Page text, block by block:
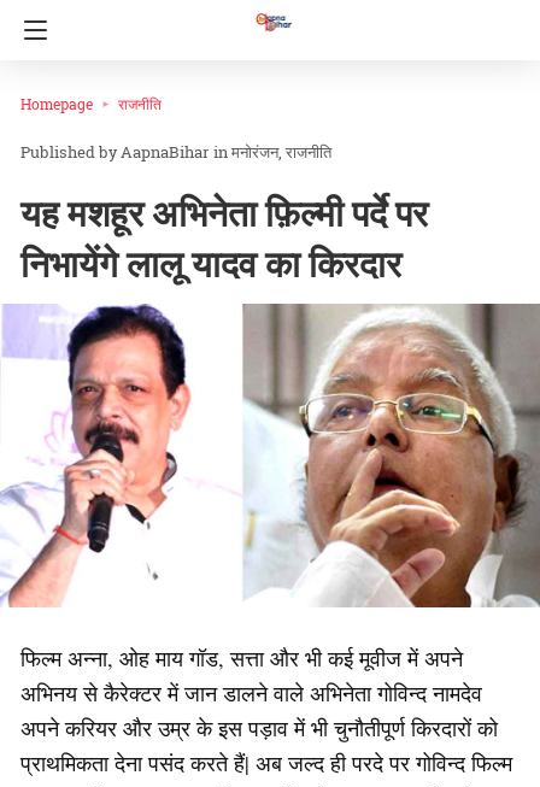
Homepage राजनीति
AapnaBihar inमनोरंजन राजनीति
यह मशहूर अभिनेता फ़िल्मी पर्दे पर
निभायेंगे लालू यादव का किरदार
फिल्म अन्ना, ओह माय गॉड, सत्ता और भी कई मूवीज में अपने
अभिनय से कैरेक्टर में जान डालने वाले अभिनेता गोविन्द नामदेव
अपने करियर और उम्र के इस पड़ाव में भी चुनौतीपूर्ण किरदारों को
प्राथमिकता देना पसंद करते हैं| अब जल्द ही परदे पर गोविन्द फिल्म